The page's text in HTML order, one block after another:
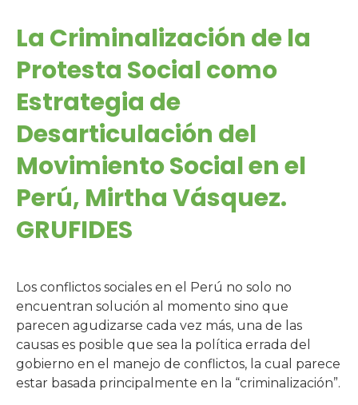
La Criminalización de la
Protesta Social como
Estrategia de
Desarticulación del
Movimiento Social en el
Perú, Mirtha Vásquez.
GRUFIDES
Los conflictos sociales en el Perú no solo no
encuentran solución al momento sino que
parecen agudizarse cada vez más, una de las
causas es posible que sea la política errada del
gobierno en el manejo de conflictos, la cual parece
estar basada principalmente en la “criminalización”.